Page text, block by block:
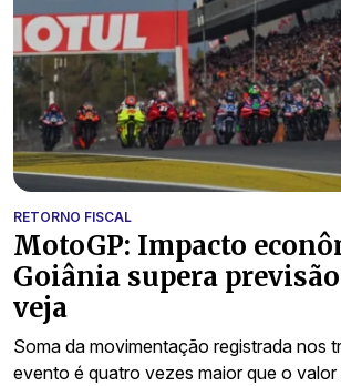
RETORNO FISCAL
MotoGP: Impacto
Goiânia supera previsão
veja
Soma da movimentação registrada nos
evento é quatro vezes maior que o